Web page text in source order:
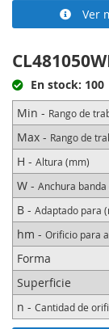
Ver
En stock: 100
Min - Rango de
Max - Rango de
H - Altura (mm)
W - Anchura banda
B - Adaptado para
hm - Orificio para
Forma
Superficie
n - Cantidad de